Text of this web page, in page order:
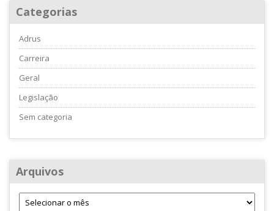
Categorias
Adrus
Carreira
Geral
Legislação
Sem categoria
Arquivos